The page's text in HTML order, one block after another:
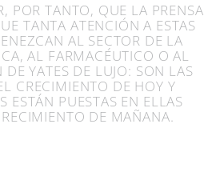
POR TANTO, QUE LA PRENSA
TANTA ATENCIÓN A ESTAS
AL SECTOR DE LA
AL FARMACÉUTICO O AL
YATES DE LUJO: SON LAS
CRECIMIENTO DE HOY Y
ESTÁN PUESTAS EN ELLAS
DE MAÑANA.